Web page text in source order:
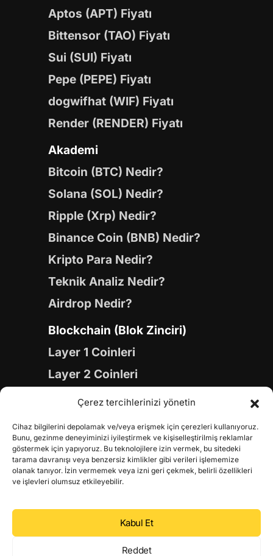
Çerez tercihlerinizi yönetin
Cihaz bilgilerini depolamak ve/veya erişmek için çerezleri kullanıyoruz.
Bunu, gezinme deneyiminizi iyileştirmek ve kişiselleştirilmiş reklamlar
göstermek için yapıyoruz. Bu teknolojilere izin vermek, bu sitedeki
tarama davranışı veya benzersiz kimlikler gibi verileri işlememize
olanak tanıyor. İzin vermemek veya izni geri çekmek, belirli özellikleri
ve işlevleri olumsuz etkileyebilir.
Kabul Et
Reddet
Aptos (APT) Fiyatı
Bittensor (TAO) Fiyatı
Sui (SUI) Fiyatı
Pepe (PEPE) Fiyatı
dogwifhat (WIF) Fiyatı
Render (RENDER) Fiyatı
Akademi
Bitcoin (BTC) Nedir?
Solana (SOL) Nedir?
Ripple (Xrp) Nedir?
Binance Coin (BNB) Nedir?
Kripto Para Nedir?
Teknik Analiz Nedir?
Airdrop Nedir?
Blockchain (Blok Zinciri)
Layer 1 Coinleri
Layer 2 Coinleri
Yapay Zeka (AI) Coinleri
Gaming Coinleri
RWA Coinleri
DeFi Coinleri
DePIN Coinleri
Metaverse Coinleri
Web 3.0 Coinleri